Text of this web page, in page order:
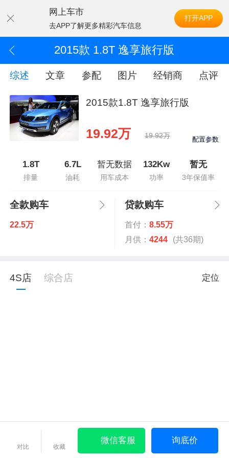
网上车市
去APP了解更多精彩汽车信息
打开APP
2015款 1.8T 逸享旅行版
综述 文章 参配 图片 经销商 点评
2015款1.8T 逸享旅行版
19.92万 19.92万 配置参数
1.8T
排量
6.7L
油耗
暂无数据
用车成本
132Kw
功率
暂无
3年保值率
全款购车
22.5万
贷款购车
首付： 8.55万
月供： 4244 (共36期)
4S店 综合店 定位
对比 收藏
微信客服 询底价